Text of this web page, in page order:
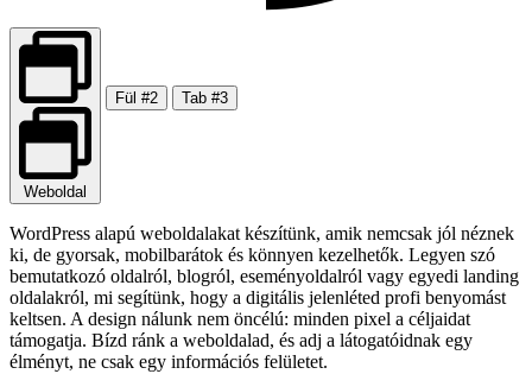
Weboldal
Fül #2 Tab #3
WordPress alapú weboldalakat készítünk, amik nemcsak jól néznek
ki, de gyorsak, mobilbarátok és könnyen kezelhetők. Legyen szó
bemutatkozó oldalról, blogról, eseményoldalról vagy egyedi landing
oldalakról, mi segítünk, hogy a digitális jelenléted profi benyomást
keltsen. A design nálunk nem öncélú: minden pixel a céljaidat
támogatja. Bízd ránk a weboldalad, és adj a látogatóidnak egy
élményt, ne csak egy információs felületet.